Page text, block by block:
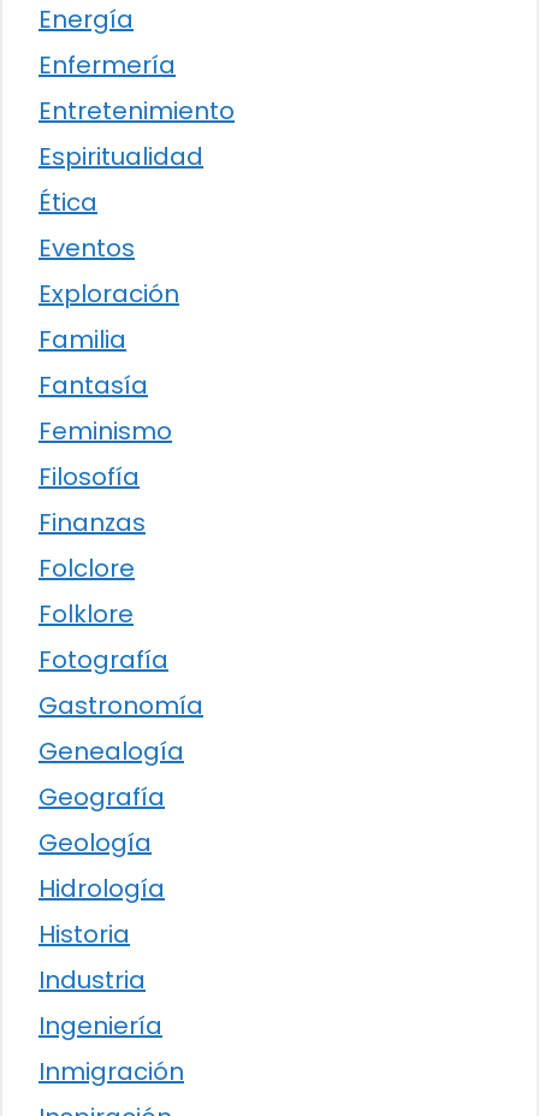
Energía
Enfermería
Entretenimiento
Espiritualidad
Ética
Eventos
Exploración
Familia
Fantasía
Feminismo
Filosofía
Finanzas
Folclore
Folklore
Fotografía
Gastronomía
Genealogía
Geografía
Geología
Hidrología
Historia
Industria
Ingeniería
Inmigración